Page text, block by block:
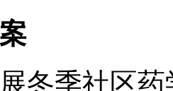
季社区药